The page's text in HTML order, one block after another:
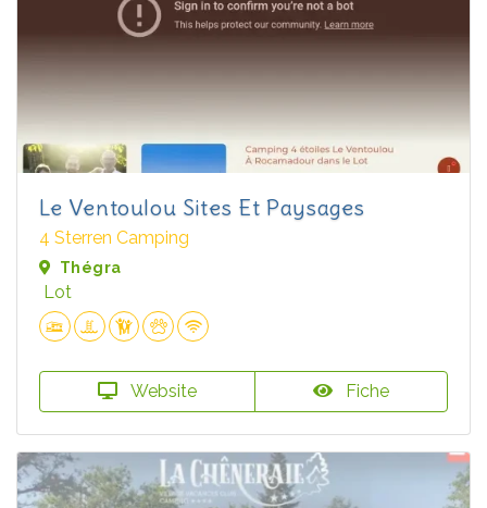
Le Ventoulou Sites Et Paysages
4 Sterren Camping
Thégra
Lot
Website Fiche